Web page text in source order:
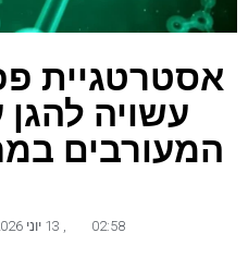
אסטרטגיית
עשויה
המעורבים
02:58